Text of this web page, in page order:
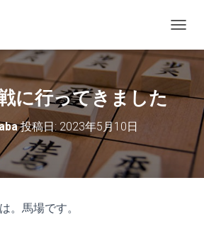
ビ
ゲ
ー
に行ってきました
投稿日:2023年5月10日
。馬場です。